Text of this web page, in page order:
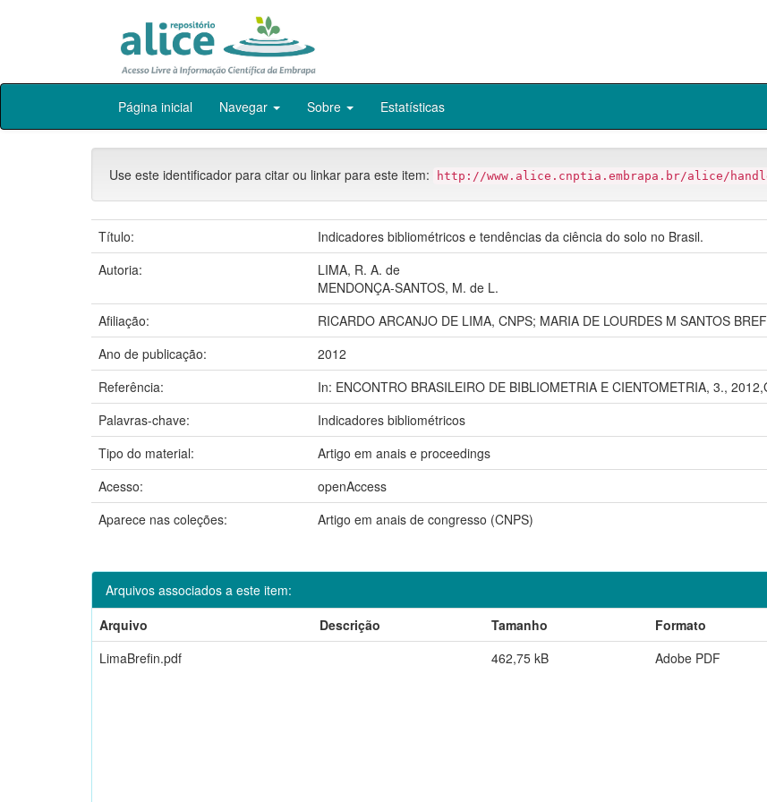
Skip
Página inicial Navegar Sobre Estatísticas
Use este identificador para citar ou linkar para este item: http://www.alice.cnptia.embrapa.br/alice/
Título:
Indicadores bibliométricos e tendências da ciência do solo no Brasil.
Autoria:
LIMA, R. A. de
MENDONÇA-SANTOS, M. de L.
Afiliação:
RICARDO ARCANJO DE LIMA, CNPS; MARIA DE LOURDES M SANTOS
Ano de publicação:
2012
Referência:
In: ENCONTRO BRASILEIRO DE BIBLIOMETRIA E CIENTOMETRIA, 3.,
Palavras-chave:
Indicadores bibliométricos
Tipo do material:
Artigo em anais e proceedings
Acesso:
openAccess
Aparece nas coleções:
Artigo em anais de congresso (CNPS)
Arquivos associados a este item:
Arquivo
Descrição Tamanho
Formato
LimaBrefin.pdf
462,75 kB Adobe PDF